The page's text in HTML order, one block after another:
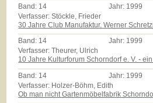
Band: 14 Jahr: 1999
Verfasser: Stöckle, Frieder
30 Jahre Club Manufaktur. Werner
Band: 14 Jahr: 1999
Verfasser: Theurer, Ulrich
10 Jahre Kulturforum Schorndorf e. V. -
Band: 14 Jahr: 1999
Verfasser: Holzer-Böhm, Edith
Ob man nicht Gartenmöbelfabrik